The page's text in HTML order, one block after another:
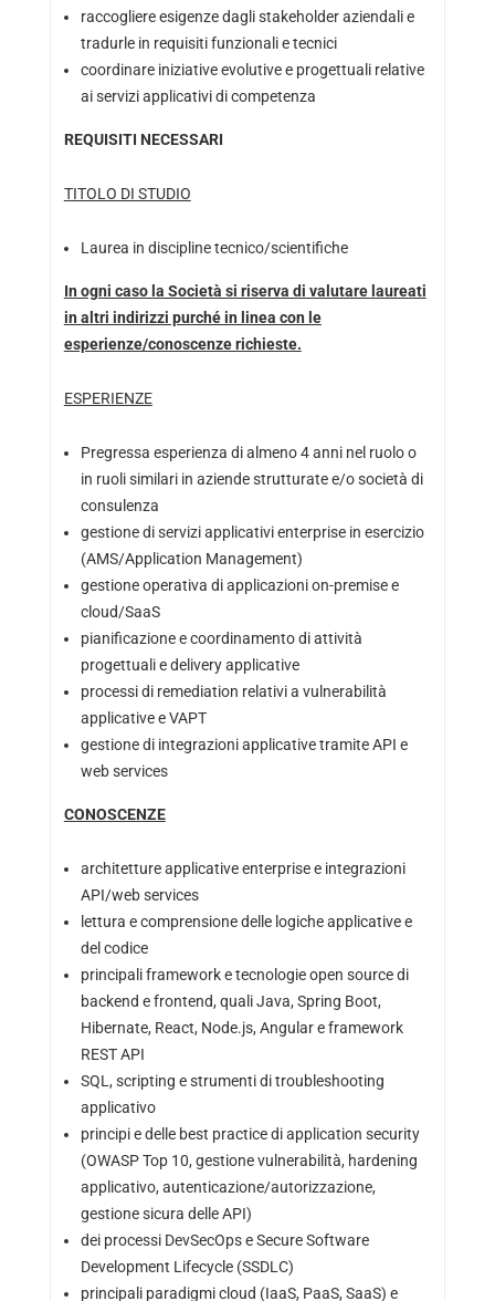
raccogliere esigenze dagli stakeholder aziendali e
tradurle in requisiti funzionali e tecnici
coordinare iniziative evolutive e progettuali relative
ai servizi applicativi di competenza
REQUISITI NECESSARI
TITOLO DI STUDIO
Laurea in discipline tecnico/scientifiche
In ogni caso la Società si riserva di valutare laureati
in altri indirizzi purché in linea con le
esperienze/conoscenze richieste.
ESPERIENZE
Pregressa esperienza di almeno 4 anni nel ruolo o
in ruoli similari in aziende strutturate e/o società di
consulenza
gestione di servizi applicativi enterprise in esercizio
(AMS/Application Management)
gestione operativa di applicazioni on-premise e
cloud/SaaS
pianificazione e coordinamento di attività
progettuali e delivery applicative
processi di remediation relativi a vulnerabilità
applicative e VAPT
gestione di integrazioni applicative tramite API e
web services
CONOSCENZE
architetture applicative enterprise e integrazioni
API/web services
lettura e comprensione delle logiche applicative e
del codice
principali framework e tecnologie open source di
backend e frontend, quali Java, Spring Boot,
Hibernate, React, Node.js, Angular e framework
REST API
SQL, scripting e strumenti di troubleshooting
applicativo
principi e delle best practice di application security
(OWASP Top 10, gestione vulnerabilità, hardening
applicativo, autenticazione/autorizzazione,
gestione sicura delle API)
dei processi DevSecOps e Secure Software
Development Lifecycle (SSDLC)
principali paradigmi cloud (IaaS, PaaS, SaaS) e